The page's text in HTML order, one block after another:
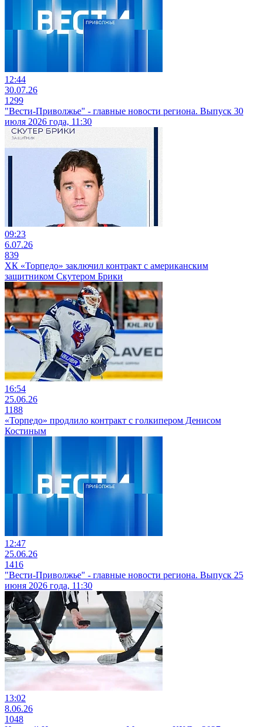
12:44
30.07.26
1299
"Вести-Приволжье" - главные новости региона. Выпуск 30
июля 2026 года, 11:30
09:23
6.07.26
839
ХК «Торпедо» заключил контракт с американским
защитником Скутером Брики
16:54
25.06.26
1188
«Торпедо» продлило контракт с голкипером Денисом
Костиным
12:47
25.06.26
1416
"Вести-Приволжье" - главные новости региона. Выпуск 25
июня 2026 года, 11:30
13:02
8.06.26
1048